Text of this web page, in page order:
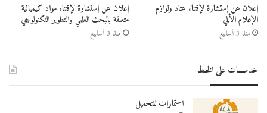
إعلان عن إستشارة لإقتناء عتاد ولوازم
الإعلام الألي
منذ 3 أسابيع
إعلان عن إستشارة لإقتناء مواد كيميائية
متعلقة بالبحث العلمي والتطوير التكنولوجي
منذ 3 أسابيع
خدمــــات على الخـط
استمارات للتحميل